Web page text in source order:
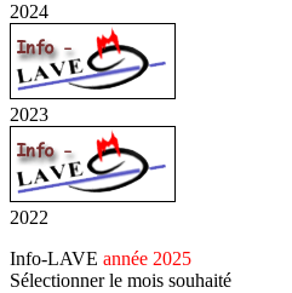
2024
2023
2022
Info-LAVE année 2025
Sélectionner le mois souhaité